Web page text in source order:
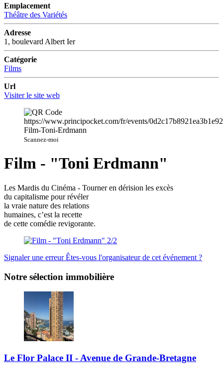
Emplacement
Théâtre des Variétés
Adresse
1, boulevard Albert Ier
Catégorie
Films
Url
Visiter le site web
Scannez-moi
Film - "Toni Erdmann"
Les Mardis du Cinéma - Tourner en dérision les excès
du capitalisme pour révéler
la vraie nature des relations
humaines, c’est la recette
de cette comédie revigorante.
Signaler une erreurÊtes-vous l'organisateur de cet événement ?
Notre sélection immobilière
Le Flor Palace II - Avenue de Grande-Bretagne